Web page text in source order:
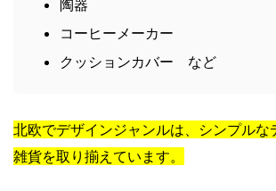
陶器
コーヒーメーカー
クッションカバー など
北欧でデザインジャンルは、シンプルな
雑貨を取り揃えています。